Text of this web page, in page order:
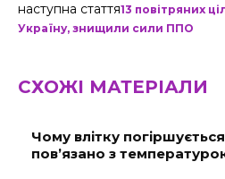
наступна стаття13 повітряних
Україну, знищили сили ППО
СХОЖІ МАТЕРІАЛИ
Чому влітку погіршується
пов’язано з